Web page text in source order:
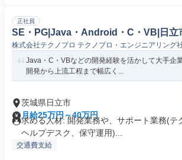
正社員
SE・PG|Java・Android・C・VB|日立
株式会社テクノプロ テクノプロ・エンジニアリング
Java・C・VBなどの開発経験を活かして大手企
開発から上流工程まで幅広く...
茨城県日立市
月給25万円～40万円
求める人材: 開発業務や、サポート業務(テ
ヘルプデスク、保守運用)...
交通費支給